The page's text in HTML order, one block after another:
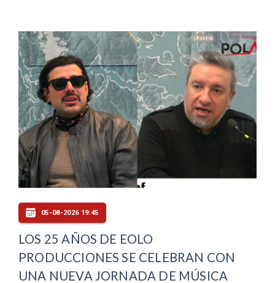
05-08-2026 19:45
LOS 25 AÑOS DE EOLO
PRODUCCIONES SE CELEBRAN CON
UNA NUEVA JORNADA DE MÚSICA